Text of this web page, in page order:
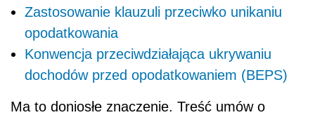
Zastosowanie klauzuli przeciwko unikaniu
opodatkowania
Konwencja przeciwdziałająca ukrywaniu
dochodów przed opodatkowaniem (BEPS)
Ma to doniosłe znaczenie. Treść umów o